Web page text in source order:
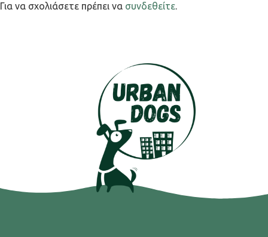
Για να σχολιάσετε πρέπει να συνδεθείτε.